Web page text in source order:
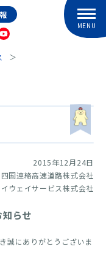
2015年12月24日
国連絡高速道路株式会社
ウェイサービス株式会社
らせ
誠にありがとうございま